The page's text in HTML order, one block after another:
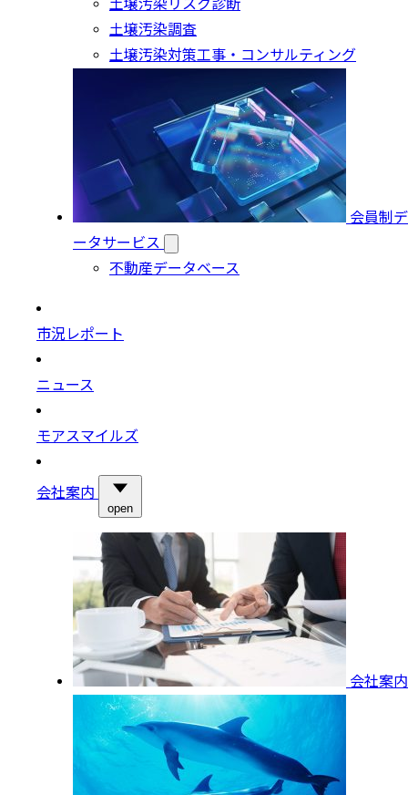
土壌汚染リスク診断
土壌汚染調査
土壌汚染対策工事・コンサルティング
会員制デ
ータサービス
不動産データベース
市況レポート
ニュース
モアスマイルズ
会社案内
open
会社案内